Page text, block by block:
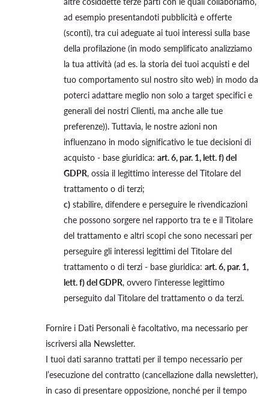
ad esempio presentandoti pubblicità e offerte
(sconti), tra cui adeguate ai tuoi interessi sulla base
della profilazione (in modo semplificato analizziamo
la tua attività (ad es. la storia dei tuoi acquisti e del
tuo comportamento sul nostro sito web) in modo da
poterci adattare meglio non solo a target specifici e
generali dei nostri Clienti, ma anche alle tue
preferenze)). Tuttavia, le nostre azioni non
influenzano in modo significativo le tue decisioni di
acquisto - base giuridica: art. 6, par. 1, lett. f) del
GDPR, ossia il legittimo interesse del Titolare del
trattamento o di terzi;
c) stabilire, difendere e perseguire le rivendicazioni
che possono sorgere nel rapporto tra te e il Titolare
del trattamento e altri scopi che sono necessari per
perseguire gli interessi legittimi del Titolare del
trattamento o di terzi - base giuridica: art. 6, par. 1,
lett. f) del GDPR, ovvero l'interesse legittimo
perseguito dal Titolare del trattamento o da terzi.
Fornire i Dati Personali è facoltativo, ma necessario per
iscriversi alla Newsletter.
I tuoi dati saranno trattati per il tempo necessario per
l’esecuzione del contratto (cancellazione dalla newsletter),
in caso di presentare opposizione, nonché per il tempo